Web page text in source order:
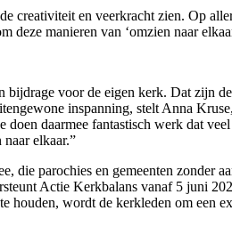
creativiteit en veerkracht zien. Op
manieren van ‘omzien naar
voor de eigen kerk. Dat zijn
inspanning, stelt Anna
daarmee fantastisch werk dat
elkaar.”
die parochies en gemeenten
Actie Kerkbalans vanaf 5 juni
houden, wordt de kerkleden om een